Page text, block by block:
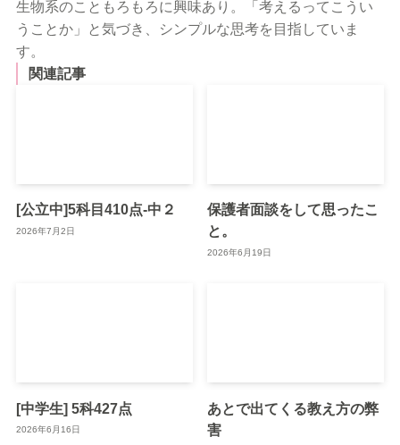
生物系のこともろもろに興味あり。「考えるってこうい
うことか」と気づき、シンプルな思考を目指していま
す。
関連記事
[公立中]5科目410点-中２
2026年7月2日
保護者面談をして思ったこ
と。
2026年6月19日
[中学生] 5科427点
2026年6月16日
あとで出てくる教え方の弊
害